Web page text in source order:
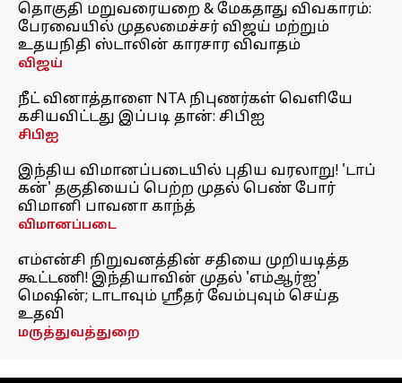
தொகுதி மறுவரையறை & மேகதாது விவகாரம்:
பேரவையில் முதலமைச்சர் விஜய் மற்றும்
உதயநிதி ஸ்டாலின் காரசார விவாதம்
விஜய்
நீட் வினாத்தாளை NTA நிபுணர்கள் வெளியே
கசியவிட்டது இப்படி தான்: சிபிஐ
சிபிஐ
இந்திய விமானப்படையில் புதிய வரலாறு! 'டாப்
கன்' தகுதியைப் பெற்ற முதல் பெண் போர்
விமானி பாவனா காந்த்
விமானப்படை
எம்என்சி நிறுவனத்தின் சதியை முறியடித்த
கூட்டணி! இந்தியாவின் முதல் 'எம்ஆர்ஐ'
மெஷின்; டாடாவும் ஸ்ரீதர் வேம்புவும் செய்த
உதவி
மருத்துவத்துறை